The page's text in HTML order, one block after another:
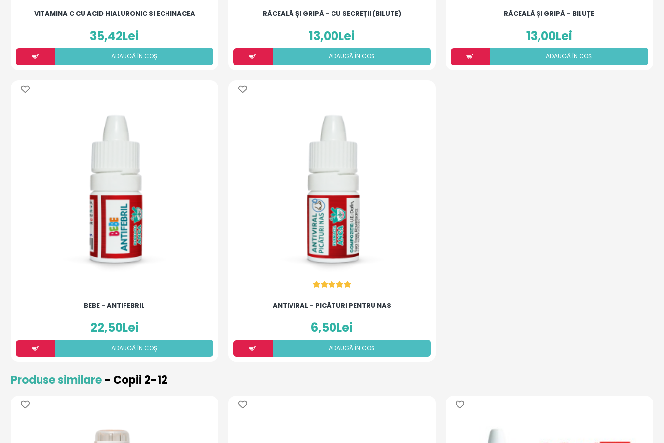
VITAMINA C CU ACID HIALURONIC SI ECHINACEA
35,42Lei
ADAUGÃ ÎN COȘ
RĂCEALĂ ȘI GRIPĂ - CU SECREȚII (BILUTE)
13,00Lei
ADAUGÃ ÎN COȘ
RĂCEALĂ ȘI GRIPĂ - BILUȚE
13,00Lei
ADAUGÃ ÎN COȘ
BEBE - ANTIFEBRIL
22,50Lei
ADAUGÃ ÎN COȘ
ANTIVIRAL - PICĂTURI PENTRU NAS
6,50Lei
ADAUGÃ ÎN COȘ
Produse similare- Copii 2-12